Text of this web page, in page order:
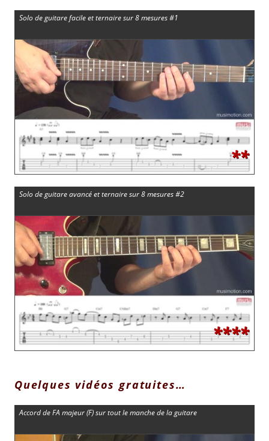
Solo de guitare facile et ternaire sur 8 mesures #1
**
Solo de guitare avancé et ternaire sur 8 mesures #2
****
Quelques vidéos gratuites…
Accord de FA majeur (F) sur tout le manche de la guitare